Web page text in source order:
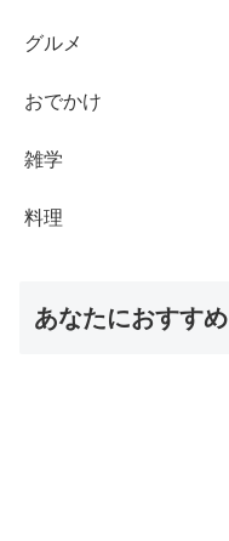
グルメ
おでかけ
雑学
料理
あなたにおすすめ